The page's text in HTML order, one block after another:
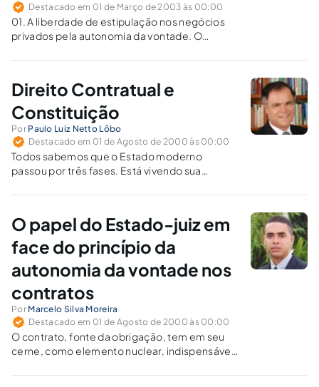
Destacado em 01 de Março de 2003 às 00:00
01. A liberdade de estipulação nos negócios
privados pela autonomia da vontade. O
a redução do âmbito negocial.O relativismo
podem ser cientificamente demonstrados.
Isto é…
Direito Contratual e
Constituição
Por Paulo Luiz Netto Lôbo
Destacado em 01 de Agosto de 2000 às 00:00
Todos sabemos que o Estado moderno
passou por três fases. Está vivendo sua
seria difícil uma análise profunda nesse
do neoliberalismo triunfante. Em sua…
O papel do Estado-juiz em
face do princípio da
autonomia da vontade nos
contratos
Por Marcelo Silva Moreira
Destacado em 01 de Agosto de 2000 às 00:00
O contrato, fonte da obrigação, tem em seu
cerne, como elemento nuclear, indispensável
sendo livre e soberana, concede a cada um de